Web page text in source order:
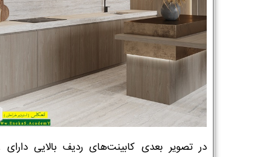
در تصویر بعدی کابینت‌های ردیف بالایی